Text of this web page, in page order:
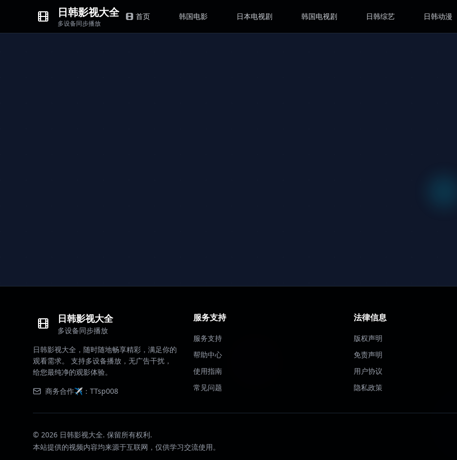
日韩影视大全
多设备同步播放
首页 韩国电影 日本电视剧 韩国电视剧 日韩综艺 日韩动漫
日韩影视大全
多设备同步播放
日韩影视大全，随时随地畅享精彩，满足你的
观看需求。 支持多设备播放，无广告干扰，
给您最纯净的观影体验。
商务合作✈️：TTsp008
服务支持
服务支持
帮助中心
使用指南
常见问题
法律信息
版权声明
免责声明
用户协议
隐私政策
© 2026 日韩影视大全. 保留所有权利.
本站提供的视频内容均来源于互联网，仅供学习交流使用。